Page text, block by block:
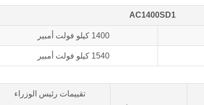
AC1400SD1
1400 كيلو فولت أمبير
1540 كيلو فولت أمبير
تقييمات رئيس الوزراء